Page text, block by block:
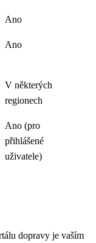
Ano
Ano
V některých
regionech
Ano (pro
přihlášené
uživatele)
dopravy je vaším